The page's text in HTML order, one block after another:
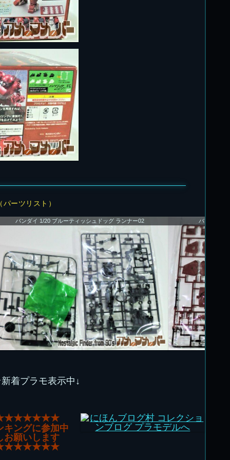
ーツリスト）
バンダイ 1/20 ブルーティッシュドッグ ランナー02 バンダイ 1/
着プラモ表示中↓
キングに参加中
お願いします